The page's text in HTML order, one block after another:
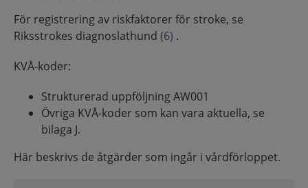
För registrering av riskfaktorer för stroke, se
Riksstrokes diagnoslathund (6) .
KVÅ-koder:
Strukturerad uppföljning AW001
Övriga KVÅ-koder som kan vara aktuella, se
bilaga J.
Här beskrivs de åtgärder som ingår i vårdförloppet.